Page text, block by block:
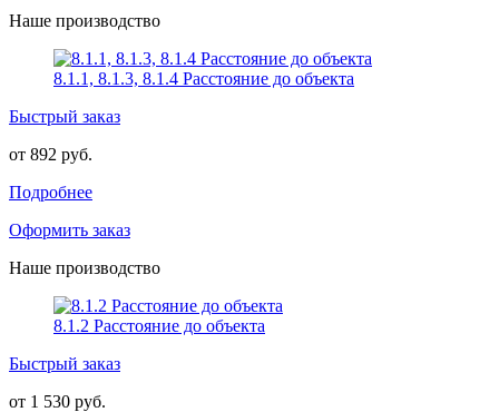
Наше производство
8.1.1, 8.1.3, 8.1.4 Расстояние до объекта
Быстрый заказ
от 892 руб.
Подробнее
Оформить заказ
Наше производство
8.1.2 Расстояние до объекта
Быстрый заказ
от 1 530 руб.